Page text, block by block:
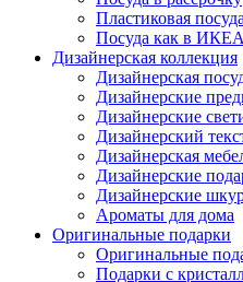
Пластиковая посуда
Посуда как в ИКЕА
Дизайнерская коллекция
Дизайнерская
Дизайнерские
Дизайнерские
Дизайнерский
Дизайнерская
Дизайнерские
Дизайнерские
Ароматы для дома
Оригинальные подарки
Оригинальные
Подарки с